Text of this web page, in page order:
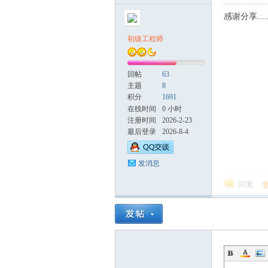
初级工程师
回帖
63
主题
8
积分
1691
在线时间
0 小时
注册时间
2026-2-23
最后登录
2026-8-4
发消息
感谢分享.....
回复